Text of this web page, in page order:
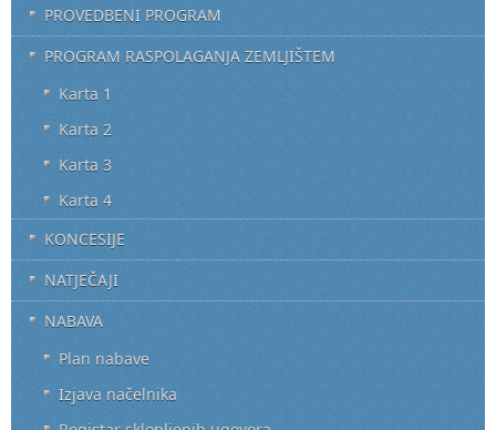
PROVEDBENI PROGRAM
PROGRAM RASPOLAGANJA ZEMLJIŠTEM
Karta 1
Karta 2
Karta 3
Karta 4
KONCESIJE
NATJEČAJI
NABAVA
Plan nabave
Izjava načelnika